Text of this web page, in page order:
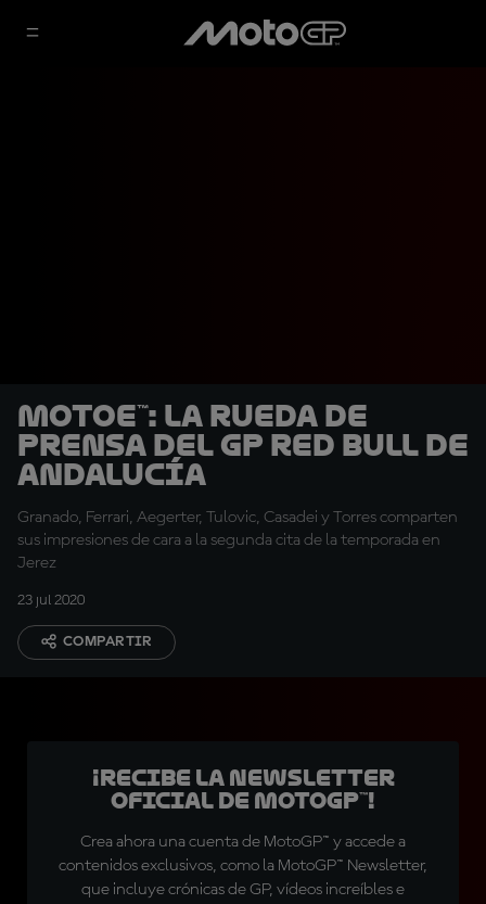
MotoE™: La rueda de
prensa del GP Red Bull de
Andalucía
Granado, Ferrari, Aegerter, Tulovic, Casadei y Torres comparten
sus impresiones de cara a la segunda cita de la temporada en
Jerez
23 jul 2020
COMPARTIR
¡Recibe la Newsletter
oficial de MotoGP™!
Crea ahora una cuenta de MotoGP™ y accede a
contenidos exclusivos, como la MotoGP™ Newsletter,
que incluye crónicas de GP, vídeos increíbles e